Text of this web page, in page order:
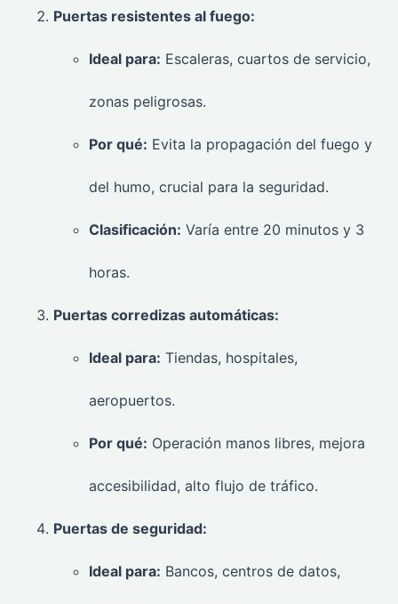
Puertas resistentes al fuego:
Ideal para: Escaleras, cuartos de servicio,
zonas peligrosas.
Por qué: Evita la propagación del fuego y
del humo, crucial para la seguridad.
Clasificación: Varía entre 20 minutos y 3
horas.
Puertas corredizas automáticas:
Ideal para: Tiendas, hospitales,
aeropuertos.
Por qué: Operación manos libres, mejora
accesibilidad, alto flujo de tráfico.
Puertas de seguridad:
Ideal para: Bancos, centros de datos,